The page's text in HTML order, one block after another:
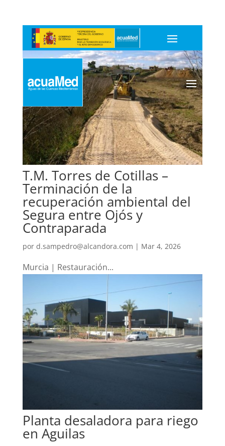
T.M. Torres de Cotillas –
Terminación de la
recuperación ambiental del
Segura entre Ojós y
Contraparada
por d.sampedro@alcandora.com | Mar 4, 2026
Murcia | Restauración...
Planta desaladora para riego
en Aguilas